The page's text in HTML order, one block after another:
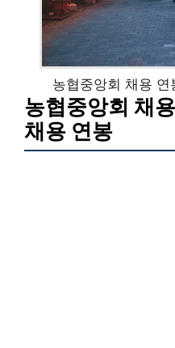
농협중앙회 채용
농협중앙회 채
채용 연봉